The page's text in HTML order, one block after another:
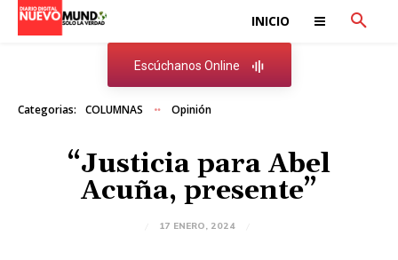
INICIO
Escúchanos Online
Categorias: COLUMNAS Opinión
“Justicia para Abel
Acuña, presente”
17 ENERO, 2024